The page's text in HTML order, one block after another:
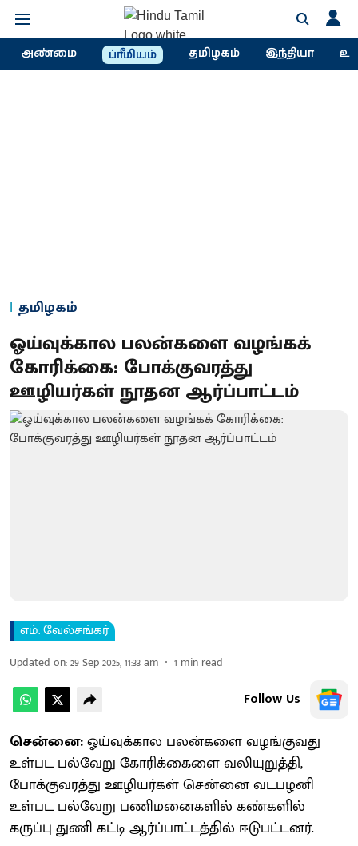
அண்மை ப்ரீமியம் தமிழகம் இந்தியா
தமிழகம்
ஓய்வுக்கால பலன்களை வழங்கக்
கோரிக்கை: போக்குவரத்து
ஊழியர்கள் நூதன ஆர்ப்பாட்டம்
எம். வேல்சங்கர்
Updated on:29 Sep 2025, 11:33 am 1 min read
Follow Us
சென்னை:ஓய்வுக்கால பலன்களை வழங்குவது
உள்பட பல்வேறு கோரிக்கைளை வலியுறுத்தி,
போக்குவரத்து ஊழியர்கள் சென்னை வடபழனி
உள்பட பல்வேறு பணிமனைகளில் கண்களில்
கருப்பு துணி கட்டி ஆர்ப்பாட்டத்தில் ஈடுபட்டனர்.